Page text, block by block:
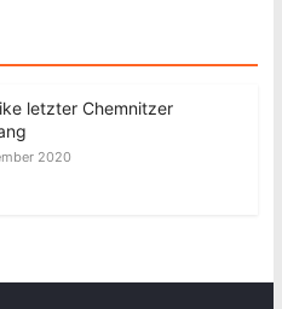
letzter Chemnitzer
2020